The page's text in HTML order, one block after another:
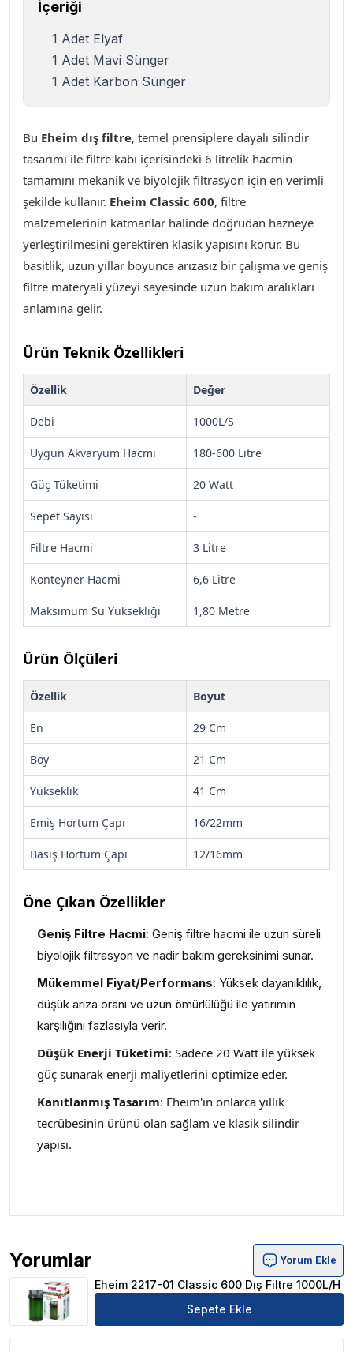
İçeriği
1 Adet Elyaf
1 Adet Mavi Sünger
1 Adet Karbon Sünger
Bu Eheim dış filtre, temel prensiplere dayalı silindir
tasarımı ile filtre kabı içerisindeki 6 litrelik hacmin
tamamını mekanik ve biyolojik filtrasyon için en verimli
şekilde kullanır. Eheim Classic 600, filtre
malzemelerinin katmanlar halinde doğrudan hazneye
yerleştirilmesini gerektiren klasik yapısını korur. Bu
basitlik, uzun yıllar boyunca arızasız bir çalışma ve geniş
filtre materyali yüzeyi sayesinde uzun bakım aralıkları
anlamına gelir.
Ürün Teknik Özellikleri
Özellik Değer
Debi 1000L/S
Uygun Akvaryum Hacmi 180-600 Litre
Güç Tüketimi 20 Watt
Sepet Sayısı -
Filtre Hacmi 3 Litre
Konteyner Hacmi 6,6 Litre
Maksimum Su Yüksekliği 1,80 Metre
Ürün Ölçüleri
Özellik Boyut
En 29 Cm
Boy 21 Cm
Yükseklik 41 Cm
Emiş Hortum Çapı 16/22mm
Basış Hortum Çapı 12/16mm
Öne Çıkan Özellikler
Geniş Filtre Hacmi: Geniş filtre hacmi ile uzun süreli
biyolojik filtrasyon ve nadir bakım gereksinimi sunar.
Mükemmel Fiyat/Performans: Yüksek dayanıklılık,
düşük arıza oranı ve uzun ömürlülüğü ile yatırımın
karşılığını fazlasıyla verir.
Düşük Enerji Tüketimi: Sadece 20 Watt ile yüksek
güç sunarak enerji maliyetlerini optimize eder.
Kanıtlanmış Tasarım: Eheim'in onlarca yıllık
tecrübesinin ürünü olan sağlam ve klasik silindir
yapısı.
Yorumlar
Eheim 2217-01 Classic 600 Dış Filtre 1000L/H Ürün
Yorum Ekle
Eheim 2217-01 Classic 600 Dış Filtre 1000L/H
Sepete Ekle